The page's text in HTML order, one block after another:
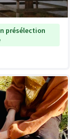
présélection